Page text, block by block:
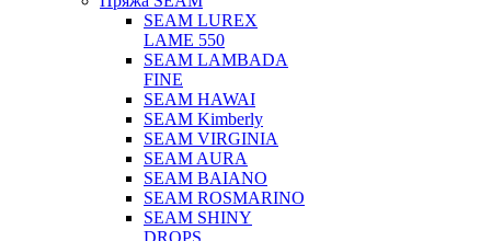
SEAM LUREX
LAME 550
SEAM LAMBADA
FINE
SEAM HAWAI
SEAM Kimberly
SEAM VIRGINIA
SEAM AURA
SEAM BAIANO
SEAM ROSMARINO
SEAM SHINY
DROPS